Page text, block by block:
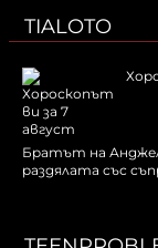
TIALOTO
Братът на
раздялата със